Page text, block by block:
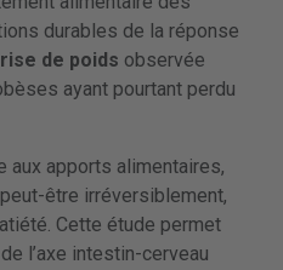
durables de la réponse
de poids observée
ayant pourtant perdu
aux apports alimentaires,
être irréversiblement,
Cette étude permet
l’axe intestin-cerveau